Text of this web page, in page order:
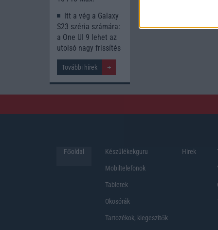
Itt a vég a Galaxy
S23 széria számára:
a One UI 9 lehet az
utolsó nagy frissítés
További hírek
Főoldal Készülékekguru
Mobiltelefonok
Tabletek
Okosórák
Tartozékok, kiegeszítők
Hirek